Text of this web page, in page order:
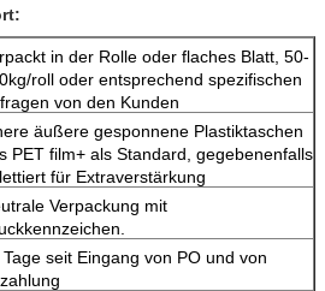
in der Rolle oder flaches Blatt, 50-
roll oder entsprechend spezifischen
von den Kunden
äußere gesponnene Plastiktaschen
PET film+ als Standard, gegebenenfalls
für Extraverstärkung
Verpackung mit
Tage seit Eingang von PO und von